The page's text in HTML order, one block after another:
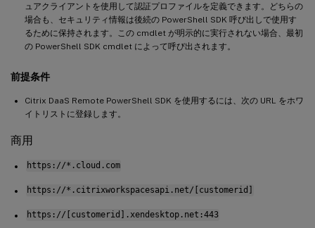
ュアクライアントを使用して認証プロファイルを定義できます。どちらの
場合も、セキュリティ情報は後続の PowerShell SDK 呼び出しで使用す
るために保持されます。この cmdlet が明示的に実行されない場合、最初
の PowerShell SDK cmdlet によって呼び出されます。
前提条件
Citrix DaaS Remote PowerShell SDK を使用するには、次の URL をホワ
イトリストに登録します。
商用
https://*.cloud.com
https://*.citrixworkspacesapi.net/[customerid]
https://[customerid].xendesktop.net:443